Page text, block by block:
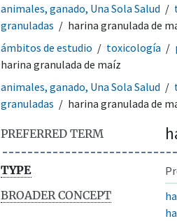
animales, ganado, Una Sola Salud
granuladas
harina granulada de
ámbitos de estudio
toxicología
harina granulada de maíz
animales, ganado, Una Sola Salud
granuladas
harina granulada de
PREFERRED TERM
TYPE
BROADER CONCEPT